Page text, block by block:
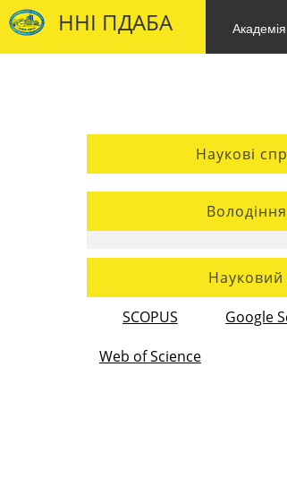
ННІ ПДАБА Академія
Наукові
Науковий
SCOPUS
Google
Web of Science